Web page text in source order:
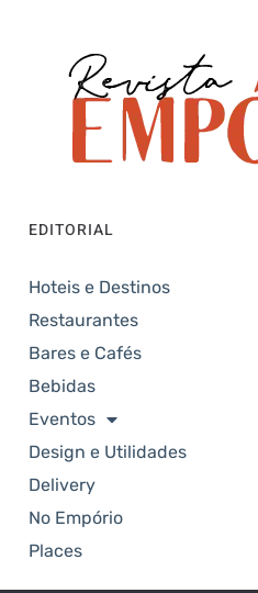
EDITORIAL
Hoteis e Destinos
Restaurantes
Bares e Cafés
Bebidas
Eventos
Design e Utilidades
Delivery
No Empório
Places